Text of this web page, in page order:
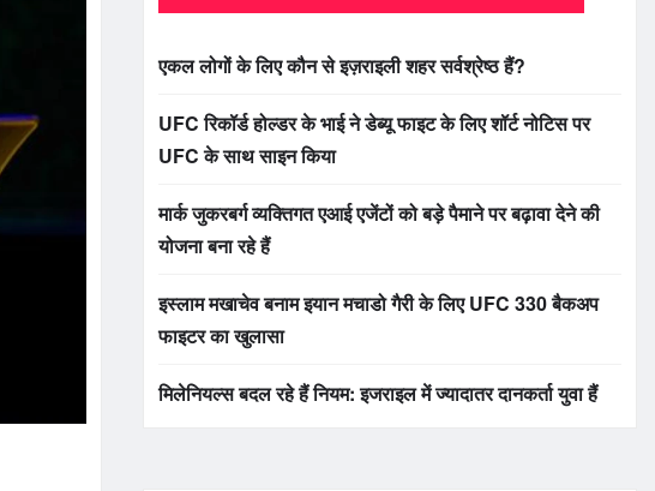
एकल लोगों के लिए कौन से इज़राइली शहर सर्वश्रेष्ठ हैं?
UFC रिकॉर्ड होल्डर के भाई ने डेब्यू फाइट के लिए शॉर्ट नोटिस पर
UFC के साथ साइन किया
मार्क जुकरबर्ग व्यक्तिगत एआई एजेंटों को बड़े पैमाने पर बढ़ावा देने की
योजना बना रहे हैं
इस्लाम मखाचेव बनाम इयान मचाडो गैरी के लिए UFC 330 बैकअप
फाइटर का खुलासा
मिलेनियल्स बदल रहे हैं नियम: इजराइल में ज्यादातर दानकर्ता युवा हैं